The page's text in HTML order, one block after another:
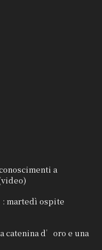
a
martedì ospite
catenina d’oro e una